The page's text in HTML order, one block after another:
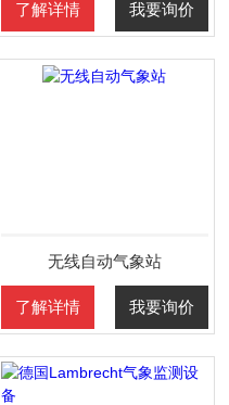
了解详情 我要询价
无线自动气象站
了解详情 我要询价